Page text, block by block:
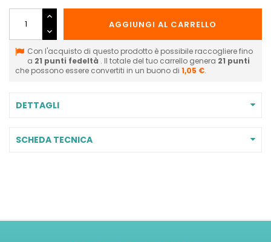
AGGIUNGI AL CARRELLO
Con l'acquisto di questo prodotto è possibile raccogliere fino
a 21 punti fedeltà . Il totale del tuo carrello genera 21 punti
che possono essere convertiti in un buono di 1,05 €.
DETTAGLI
SCHEDA TECNICA